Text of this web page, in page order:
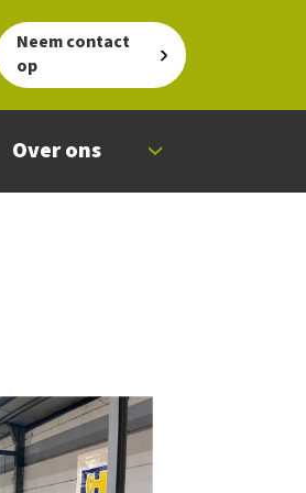
Neem contact
op
Over ons